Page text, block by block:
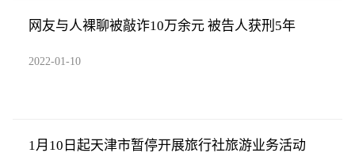
网友与人裸聊被敲诈10万余元 被告人获刑5年
2022-01-10
1月10日起天津市暂停开展旅行社旅游业务活动